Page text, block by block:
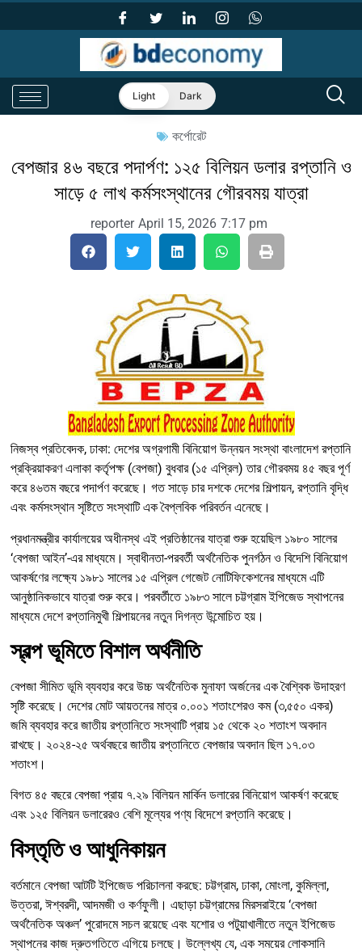
Light Dark
কর্পোরেট
বেপজার ৪৬ বছরে পদার্পণ: ১২৫ বিলিয়ন ডলার রপ্তানি ও
সাড়ে ৫ লাখ কর্মসংস্থানের গৌরবময় যাত্রা
reporter April 15, 2026 7:17 pm
নিজস্ব প্রতিবেদক, ঢাকা: দেশের অগ্রগামী বিনিয়োগ উন্নয়ন সংস্থা বাংলাদেশ রপ্তানি
প্রক্রিয়াকরণ এলাকা কর্তৃপক্ষ (বেপজা) বুধবার (১৫ এপ্রিল) তার গৌরবময় ৪৫ বছর পূর্ণ
করে ৪৬তম বছরে পদার্পণ করেছে। গত সাড়ে চার দশকে দেশের শিল্পায়ন, রপ্তানি বৃদ্ধি
এবং কর্মসংস্থান সৃষ্টিতে সংস্থাটি এক বৈপ্লবিক পরিবর্তন এনেছে।
প্রধানমন্ত্রীর কার্যালয়ের অধীনস্থ এই প্রতিষ্ঠানের যাত্রা শুরু হয়েছিল ১৯৮০ সালের
‘বেপজা আইন’-এর মাধ্যমে। স্বাধীনতা-পরবর্তী অর্থনৈতিক পুনর্গঠন ও বিদেশি বিনিয়োগ
আকর্ষণের লক্ষ্যে ১৯৮১ সালের ১৫ এপ্রিল গেজেট নোটিফিকেশনের মাধ্যমে এটি
আনুষ্ঠানিকভাবে যাত্রা শুরু করে। পরবর্তীতে ১৯৮৩ সালে চট্টগ্রাম ইপিজেড স্থাপনের
মাধ্যমে দেশে রপ্তানিমুখী শিল্পায়নের নতুন দিগন্ত উন্মোচিত হয়।
স্বল্প ভূমিতে বিশাল অর্থনীতি
বেপজা সীমিত ভূমি ব্যবহার করে উচ্চ অর্থনৈতিক মুনাফা অর্জনের এক বৈশ্বিক উদাহরণ
সৃষ্টি করেছে। দেশের মোট আয়তনের মাত্র ০.০০১ শতাংশেরও কম (৩,৫৫০ একর)
জমি ব্যবহার করে জাতীয় রপ্তানিতে সংস্থাটি প্রায় ১৫ থেকে ২০ শতাংশ অবদান
রাখছে। ২০২৪-২৫ অর্থবছরে জাতীয় রপ্তানিতে বেপজার অবদান ছিল ১৭.০৩
শতাংশ।
বিগত ৪৫ বছরে বেপজা প্রায় ৭.২৯ বিলিয়ন মার্কিন ডলারের বিনিয়োগ আকর্ষণ করেছে
এবং ১২৫ বিলিয়ন ডলারেরও বেশি মূল্যের পণ্য বিদেশে রপ্তানি করেছে।
বিস্তৃতি ও আধুনিকায়ন
বর্তমানে বেপজা আটটি ইপিজেড পরিচালনা করছে: চট্টগ্রাম, ঢাকা, মোংলা, কুমিল্লা,
উত্তরা, ঈশ্বরদী, আদমজী ও কর্ণফুলী। এছাড়া চট্টগ্রামের মিরসরাইয়ে ‘বেপজা
অর্থনৈতিক অঞ্চল’ পুরোদমে সচল রয়েছে এবং যশোর ও পটুয়াখালীতে নতুন ইপিজেড
স্থাপনের কাজ দ্রুতগতিতে এগিয়ে চলছে। উল্লেখ্য যে, এক সময়ের লোকসানি